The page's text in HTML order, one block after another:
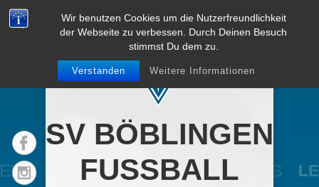
Wir benutzen Cookies um die Nutzerfreundlichkeit
der Webseite zu verbessen. Durch Deinen Besuch
stimmst Du dem zu.
Verstanden Weitere Informationen
SV BÖBLINGEN
FUSSBALL